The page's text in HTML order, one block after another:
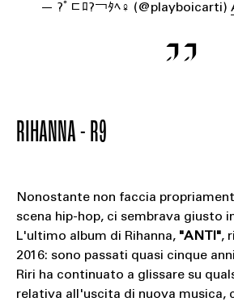
— ?￰ﾟﾧﾛ?￢ﾀﾍ♀️ (@playboicarti)
RIHANNA - R9
Nonostante non faccia
scena hip-hop, ci sembrava giusto
L'ultimo album di Rihanna, "ANTI",
2016: sono passati quasi cinque
Riri ha continuato a glissare su
relativa all'uscita di nuova musica,